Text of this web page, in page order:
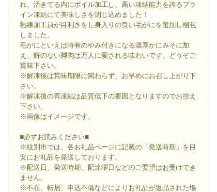
れ、活きてる内にボイル加工し、高い凍結能力を誇るブラ
イン凍結にて美味しさを閉じ込めました！
熟練加工員が目利きをし身入りの良い毛がにを選別し梱包
しました。
毛がにといえば特有のやみ付きになる濃厚かにみそに加
え、癖のない脚肉は万人に愛される味わいです。どうぞご
賞味下さい。
※解凍後は賞味期限に関わらず、お早めにお召し上がり下
さい。
※解凍後の再凍結は品質低下の要因となりますのでお控え
下さい。
※画像はイメージです。
■必ずお読みください■
※紋別市では、各お礼品ページに記載の「発送時期」を目
安にお礼品を発送しております。
※配送日、発送時期、配達曜日などのご要望はお受けでき
ません。
※不在、転居、申込不備などによりお礼品が返品された場